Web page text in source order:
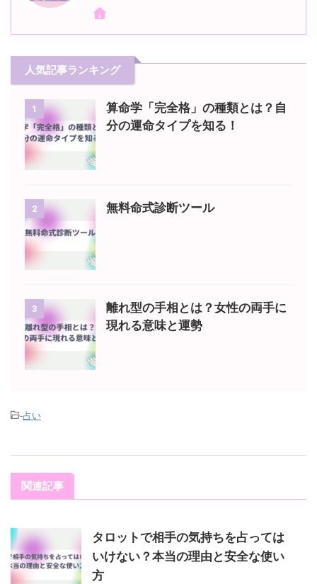
人気記事ランキング
1
算命学「完全格」の種類とは？自
分の運命タイプを知る！
2 無料命式診断ツール
3
離れ型の手相とは？女性の両手に
現れる意味と運勢
-占い
関連記事
タロットで相手の気持ちを占っては
いけない？本当の理由と安全な使い
方